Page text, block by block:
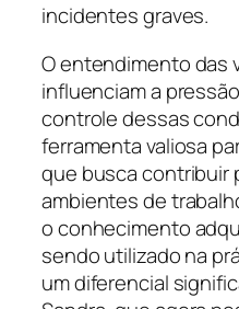
incidentes graves.
O entendimento das
influenciam a
controle dessas
ferramenta valiosa
que busca contribuir
ambientes de
o conhecimento
sendo utilizado na
um diferencial